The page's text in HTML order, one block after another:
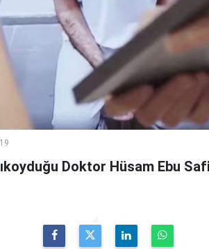
Doktor Hüsam Ebu